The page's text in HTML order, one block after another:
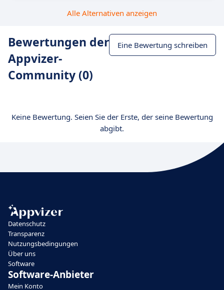
Alle Alternativen anzeigen
Bewertungen der
Appvizer-
Community (0)
Eine Bewertung schreiben
Keine Bewertung. Seien Sie der Erste, der seine Bewertung
abgibt.
Datenschutz
Transparenz
Nutzungsbedingungen
Über uns
Software
Software-Anbieter
Mein Konto